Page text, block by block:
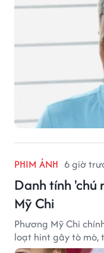
PHIM ẢNH 6 giờ
Danh tính 'chú
Mỹ Chi
Phương Mỹ Chi
loạt hint gây tò mò,